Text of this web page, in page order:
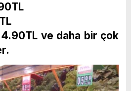
4.90TL ve daha bir çok